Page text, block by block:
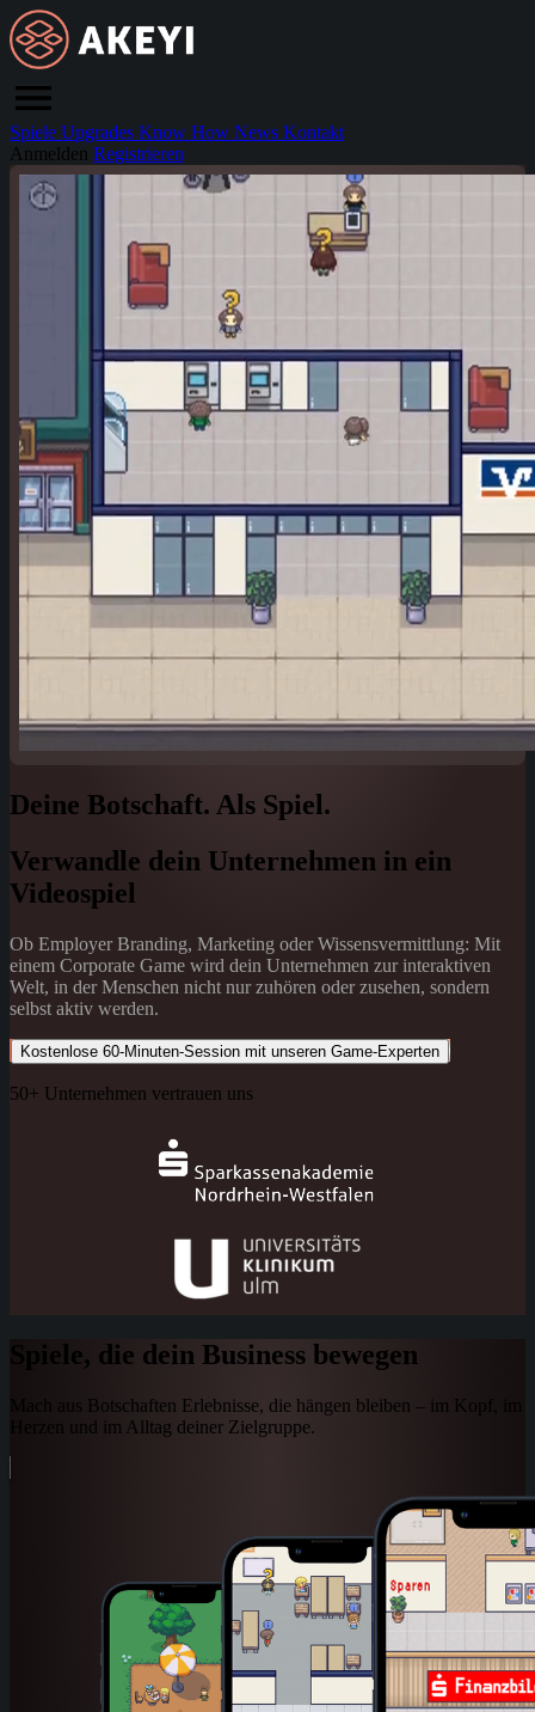
Spiele Upgrades Know How News Kontakt
Anmelden Registrieren
Deine Botschaft. Als Spiel.
Verwandle dein Unternehmen in ein
Videospiel
Ob Employer Branding, Marketing oder Wissensvermittlung: Mit
einem Corporate Game wird dein Unternehmen zur interaktiven
Welt, in der Menschen nicht nur zuhören oder zusehen, sondern
selbst aktiv werden.
Kostenlose 60-Minuten-Session mit unseren Game-Experten
50+ Unternehmen vertrauen uns
Spiele, die dein Business bewegen
Mach aus Botschaften Erlebnisse, die hängen bleiben – im Kopf, im
Herzen und im Alltag deiner Zielgruppe.